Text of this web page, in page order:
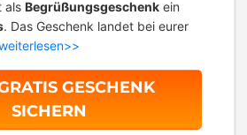
als Begrüßungsgeschenk ein
. Das Geschenk landet bei eurer
GESCHENK
SICHERN